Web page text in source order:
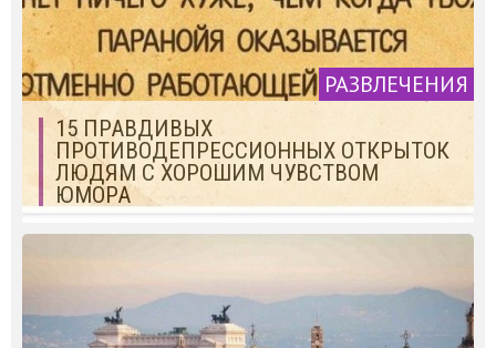
РАЗВЛЕЧЕНИЯ
15 ПРАВДИВЫХ
ПРОТИВОДЕПРЕССИОННЫХ ОТКРЫТОК
ЛЮДЯМ С ХОРОШИМ ЧУВСТВОМ
ЮМОРА